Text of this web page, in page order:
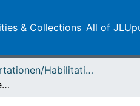
& Collections All of
Dissertationen/Habilitationen
Modulation dendritischer Zellen als Therapieansatz zur Beeinflussung der akuten und chronischen Abstoßung in einem heterotopen Rattenherztransplantationsmodell